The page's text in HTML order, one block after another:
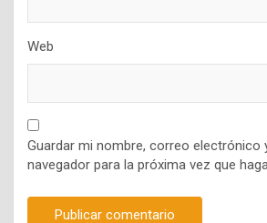
Web
Guardar mi nombre, correo electrónico
navegador para la próxima vez que